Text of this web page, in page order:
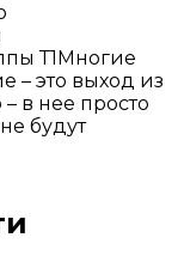
Т1Многие
– это выход из
в нее просто
будут